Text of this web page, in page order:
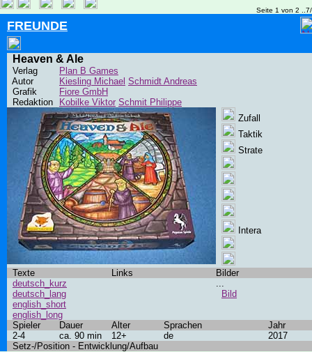
Seite 1 von 2
FREUNDE
Heaven & Ale
Verlag
Plan B Games
Autor
Kiesling Michael Schmidt Andreas
Grafik
Fiore GmbH
Redaktion
Kobilke Viktor Schmit Philippe
Zufall
Taktik
Strate
Intera
Texte Links
Bilder
deutsch_kurz
deutsch_lang
english_short
english_long
...
Bild
Spieler Dauer Alter Sprachen
Jahr
2-4
ca. 90 min 12+ de
2017
Setz-/Position - Entwicklung/Aufbau